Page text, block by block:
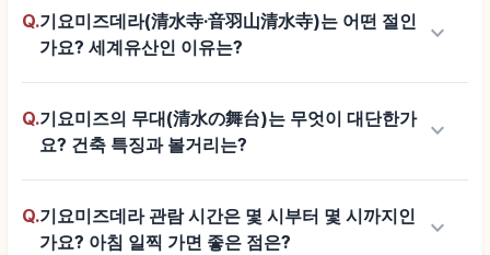
Q.기요미즈데라(清水寺·音羽山清水寺)는 어떤 절인
가요? 세계유산인 이유는?
keyboard_arrow_down
Q.기요미즈의 무대(清水の舞台)는 무엇이 대단한가
요? 건축 특징과 볼거리는?
keyboard_arrow_down
Q.기요미즈데라 관람 시간은 몇 시부터 몇 시까지인
가요? 아침 일찍 가면 좋은 점은?
keyboard_arrow_down